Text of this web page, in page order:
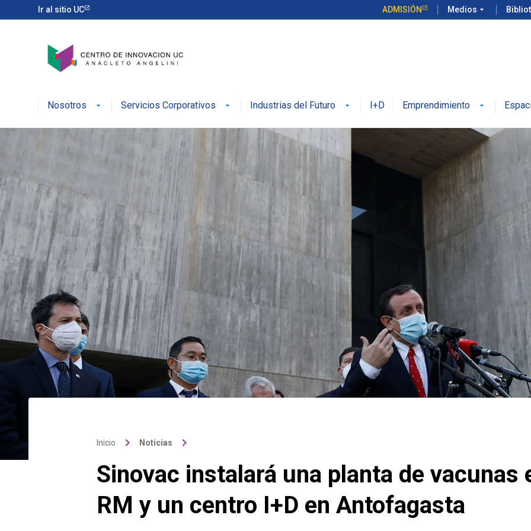
Ir al sitio UC ADMISIÓN Medios arrow_drop_down
Nosotros Servicios Corporativos Industrias del Futuro I+D Emprendimiento
Inicio keyboard_arrow_right Noticias keyboard_arrow_right
Sinovac instalará una planta de vacunas
RM y un centro I+D en Antofagasta